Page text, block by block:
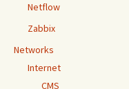
Netflow
Zabbix
Networks
Internet
CMS